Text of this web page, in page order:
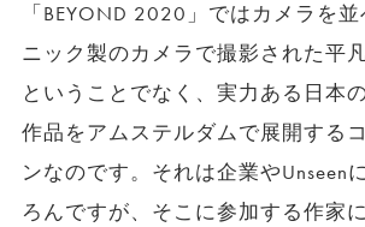
「BEYOND 2020」ではカメラを
ニック製のカメラで撮影された平
ということでなく、実力ある日本
作品をアムステルダムで展開する
ンなのです。それは企業やUnseen
ろんですが、そこに参加する作家